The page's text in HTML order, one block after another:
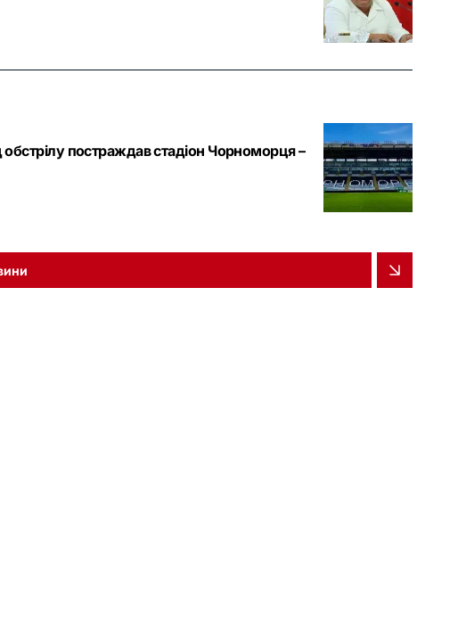
постраждав стадіон Чорноморця –